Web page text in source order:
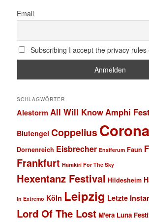
Email
Subscribing I accept the privacy rules
SCHLAGWÖRTER
Alestorm All Will KnowAmphi
Blutengel Coppelius Corona
Dornenreich Eisbrecher Ensiferum Faun
Frankfurt Harakiri For The Sky
Hexentanz Festival Hildesheim
In Extremo Köln Leipzig Letzte
Lord Of The Lost M'era Luna